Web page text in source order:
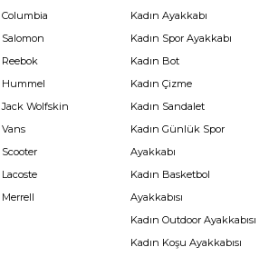
Columbia
Salomon
Reebok
Hummel
Jack Wolfskin
Vans
Scooter
Lacoste
Merrell
Kadın Ayakkabı
Kadın Spor Ayakkabı
Kadın Bot
Kadın Çizme
Kadın Sandalet
Kadın Günlük Spor
Ayakkabı
Kadın Basketbol
Ayakkabısı
Kadın Outdoor Ayakkabısı
Kadın Koşu Ayakkabısı